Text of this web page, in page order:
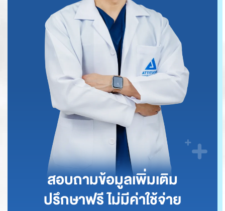
สอบถามข้อมูลเพิ่มเติม
ปรึกษาฟรี ไม่มีค่าใช้จ่าย